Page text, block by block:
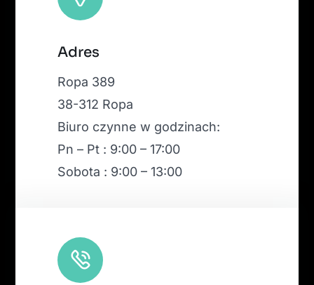
|Map tiles by
OpenStreetMap, under ODbL.
Adres
Ropa 389
38-312 Ropa
Biuro czynne w godzinach:
Pn – Pt : 9:00 – 17:00
Sobota : 9:00 – 13:00